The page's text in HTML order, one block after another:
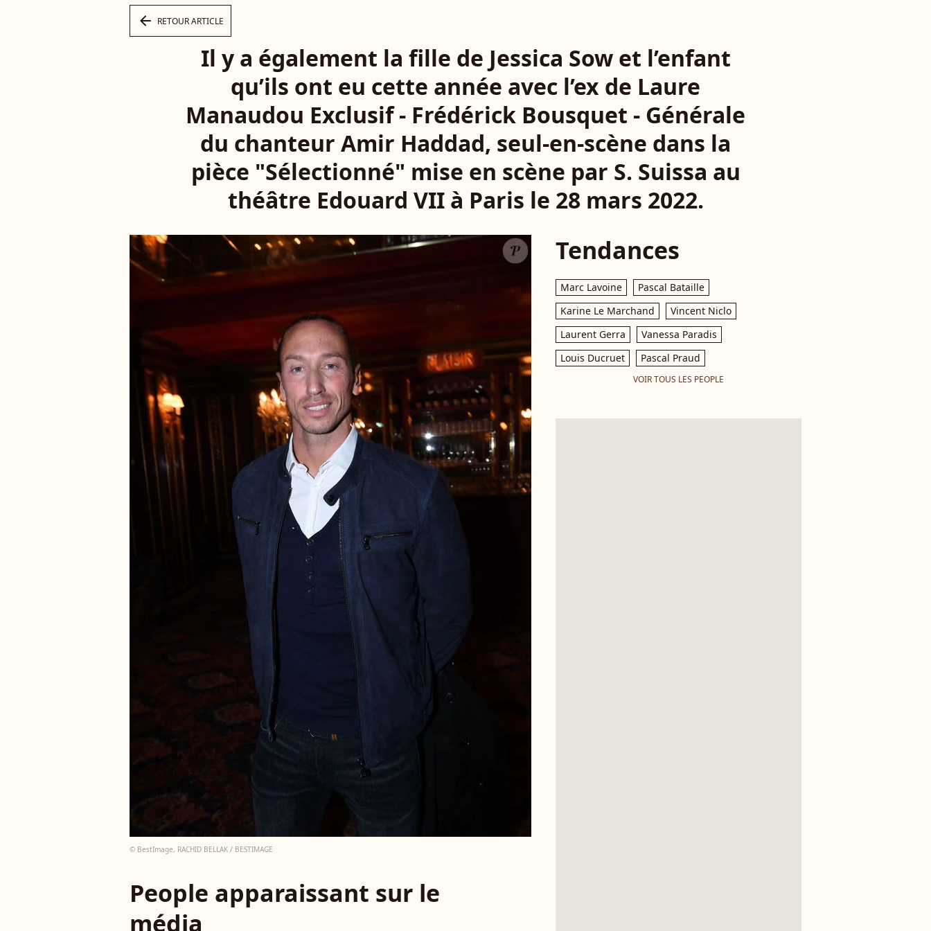
arrow_left RETOUR ARTICLE
Il y a également la fille de Jessica Sow et l’enfant
qu’ils ont eu cette année avec l’ex de Laure
Manaudou Exclusif - Frédérick Bousquet - Générale
du chanteur Amir Haddad, seul-en-scène dans la
pièce "Sélectionné" mise en scène par S. Suissa au
théâtre Edouard VII à Paris le 28 mars 2022.
© BestImage, RACHID BELLAK / BESTIMAGE
People apparaissant sur le
média
Tendances
Marc Lavoine
Pascal Bataille
Karine Le Marchand
Vincent Niclo
Laurent Gerra
Vanessa Paradis
Louis Ducruet
Pascal Praud
VOIR TOUS LES PEOPLE